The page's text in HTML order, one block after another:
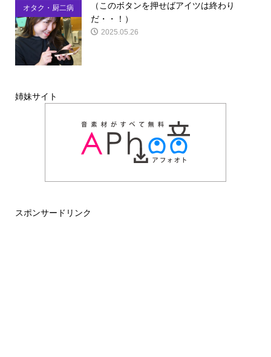
オタク・厨二病
（このボタンを押せばアイツは終わり
だ・・！）
2025.05.26
姉妹サイト
スポンサードリンク